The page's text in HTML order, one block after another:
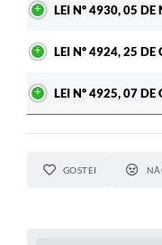
LEI Nº 4930, 05 DE
LEI Nº 4924, 25 DE
LEI Nº 4925, 07 DE
GOSTEI